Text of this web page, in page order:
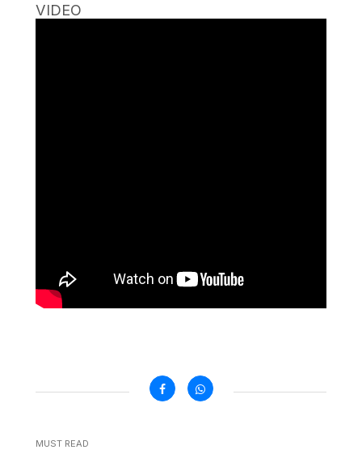
VIDEO
MUST READ